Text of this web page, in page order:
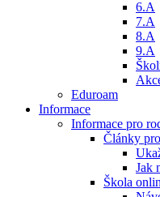
6.A
7.A
8.A
9.A
Eduroam
Informace
Informace pro
Články
Jak
Škola